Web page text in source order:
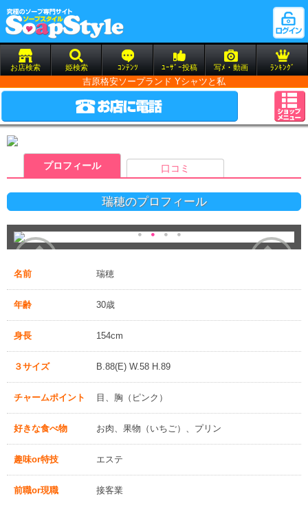
お店検索 姫検索 ｺﾝﾃﾝﾂ ﾕｰｻﾞｰ投稿 写ﾒ・動画 ﾗﾝｷﾝｸﾞ
吉原格安ソープランド Yシャツと私
プロフィール 口コミ
瑞穂のプロフィール
名前 瑞穂
年齢 30歳
身長 154cm
３サイズ B.88(E) W.58 H.89
チャームポイント 目、胸（ピンク）
好きな食べ物 お肉、果物（いちご）、プリン
趣味or特技 エステ
前職or現職 接客業